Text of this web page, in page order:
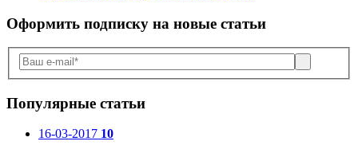
Оформить подписку на новые статьи
Популярные статьи
16-03-2017 10